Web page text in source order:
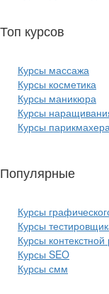
Топ курсов
Курсы массажа
Курсы косметика
Курсы маникюра
Курсы
Курсы парикмахера
Популярные
Курсы
Курсы
Курсы
Курсы SEO
Курсы смм